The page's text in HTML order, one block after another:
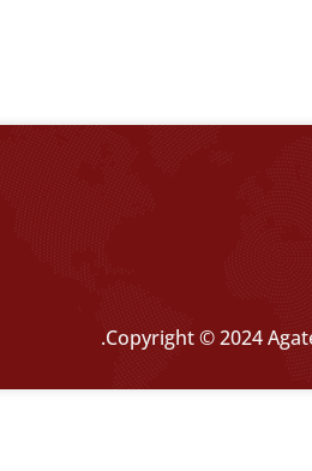
Copyright © 2024